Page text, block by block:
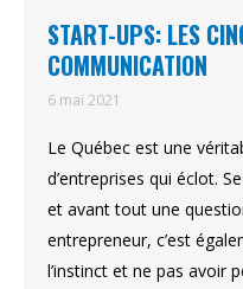
START-UPS: LES
COMMUNICATION
6 mai 2021
Le Québec est une
d’entreprises qui éclot.
et avant tout une
entrepreneur, c’est
l’instinct et ne pas avoir